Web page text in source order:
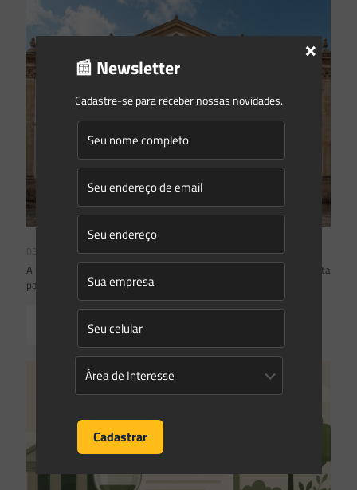
03/08/2026
A inclusão de imóvel em inventário de patrimônio cultural não basta
para impor restrições ao direito de propriedade:
Read more
📰 Newsletter
Cadastre-se para receber nossas novidades.
×